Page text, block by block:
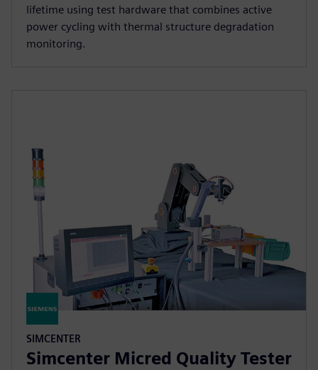
lifetime using test hardware that combines active
power cycling with thermal structure degradation
monitoring.
SIMCENTER
Simcenter Micred Quality Tester